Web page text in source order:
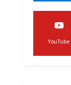
YouTube